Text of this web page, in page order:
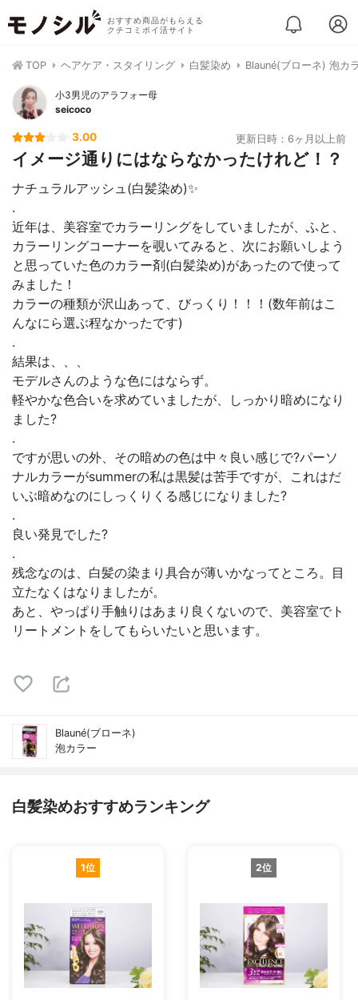
おすすめ商品がもらえる
クチコミポイ活サイト
TOP ヘアケア・スタイリング 白髪染め Blauné(ブローネ) 泡カ
小3男児のアラフォー母
seicoco
3.00 更新日時：6ヶ月以上前
イメージ通りにはならなかったけれど！？
ナチュラルアッシュ(白髪染め)✨
.
近年は、美容室でカラーリングをしていましたが、ふと、
カラーリングコーナーを覗いてみると、次にお願いしよう
と思っていた色のカラー剤(白髪染め)があったので使って
みました！
カラーの種類が沢山あって、びっくり！！！(数年前はこ
んなにら選ぶ程なかったです)
.
結果は、、、
モデルさんのような色にはならず。
軽やかな色合いを求めていましたが、しっかり暗めになり
ました?
.
ですが思いの外、その暗めの色は中々良い感じで?パーソ
ナルカラーがsummerの私は黒髪は苦手ですが、これはだ
いぶ暗めなのにしっくりくる感じになりました?
.
良い発見でした?
.
残念なのは、白髪の染まり具合が薄いかなってところ。目
立たなくはなりましたが。
あと、やっぱり手触りはあまり良くないので、美容室でト
リートメントをしてもらいたいと思います。
Blauné(ブローネ)
泡カラー
白髪染めおすすめランキング
1位 2位